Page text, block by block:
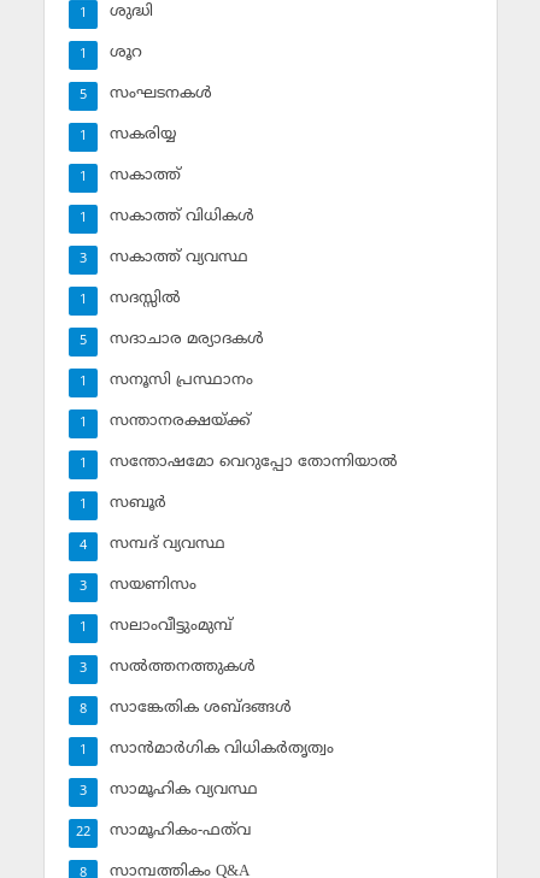
ശുദ്ധി
1
ശൂറ
1
സംഘടനകള്‍
5
സകരിയ്യ
1
സകാത്ത്‌
1
സകാത്ത്‌ വിധികള്‍
1
സകാത്ത്‌ വ്യവസ്ഥ
3
സദസ്സില്‍
1
സദാചാര മര്യാദകള്‍
5
സനൂസി പ്രസ്ഥാനം
1
സന്താനരക്ഷയ്ക്ക്
1
സന്തോഷമോ വെറുപ്പോ തോന്നിയാല്‍
1
സബൂര്‍
1
സമ്പദ് വ്യവസ്ഥ
4
സയണിസം
3
സലാംവീട്ടുംമുമ്പ്
1
സല്‍ത്തനത്തുകള്‍
3
സാങ്കേതിക ശബ്ദങ്ങള്‍
8
സാന്‍മാര്‍ഗിക വിധികര്‍തൃത്വം
1
സാമൂഹിക വ്യവസ്ഥ
3
സാമൂഹികം-ഫത്‌വ
22
സാമ്പത്തികം Q&A
8